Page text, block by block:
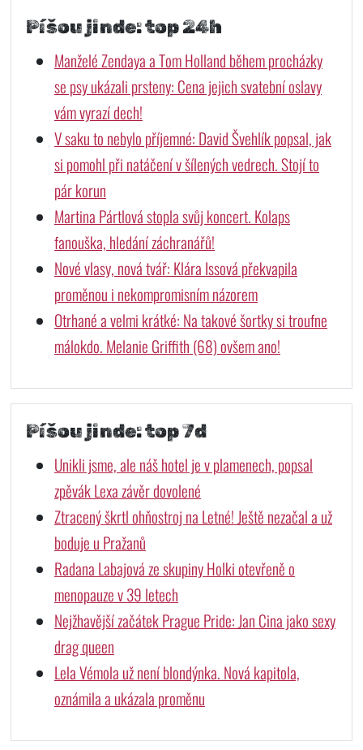
Píšou jinde: top 24h
Manželé Zendaya a Tom Holland během procházky
se psy ukázali prsteny: Cena jejich svatební oslavy
vám vyrazí dech!
V saku to nebylo příjemné: David Švehlík popsal, jak
si pomohl při natáčení v šílených vedrech. Stojí to
pár korun
Martina Pártlová stopla svůj koncert. Kolaps
fanouška, hledání záchranářů!
Nové vlasy, nová tvář: Klára Issová překvapila
proměnou i nekompromisním názorem
Otrhané a velmi krátké: Na takové šortky si troufne
málokdo. Melanie Griffith (68) ovšem ano!
Píšou jinde: top 7d
Unikli jsme, ale náš hotel je v plamenech, popsal
zpěvák Lexa závěr dovolené
Ztracený škrtl ohňostroj na Letné! Ještě nezačal a už
boduje u Pražanů
Radana Labajová ze skupiny Holki otevřeně o
menopauze v 39 letech
Nejžhavější začátek Prague Pride: Jan Cina jako sexy
drag queen
Lela Vémola už není blondýnka. Nová kapitola,
oznámila a ukázala proměnu